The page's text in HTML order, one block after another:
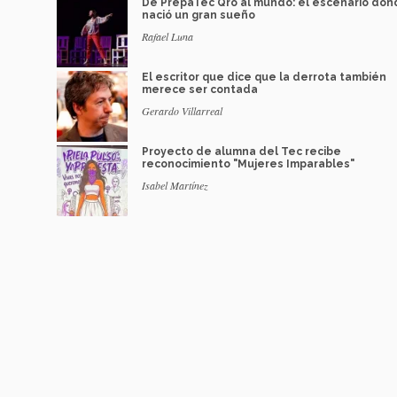
De PrepaTec Qro al mundo: el escenario
nació un gran sueño
Rafael Luna
El escritor que dice que la derrota también
merece ser contada
Gerardo Villarreal
Proyecto de alumna del Tec recibe
reconocimiento "Mujeres Imparables"
Isabel Martínez